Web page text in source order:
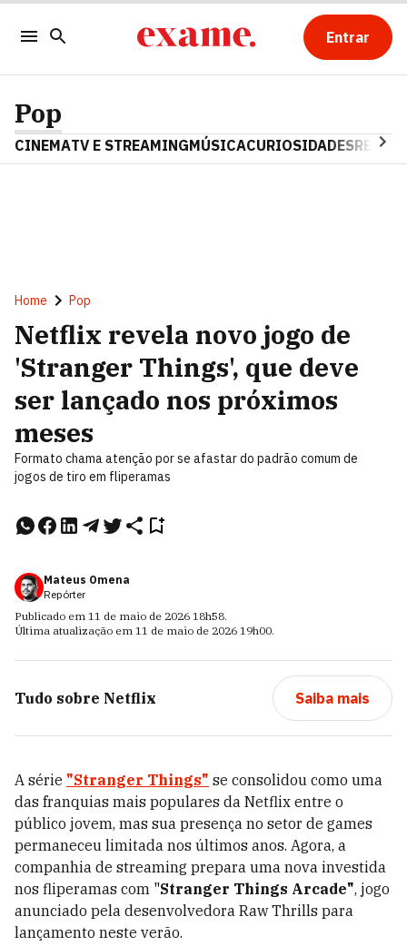
Entrar
Pop
CINEMATV E STREAMINGMÚSICACURIOSIDADES
Home Pop
Netflix revela novo jogo de
'Stranger Things', que deve
ser lançado nos próximos
meses
Formato chama atenção por se afastar do padrão comum de
jogos de tiro em fliperamas
Mateus Omena
Repórter
Publicado em 11 de maio de 2026 18h58.
Última atualização em 11 de maio de 2026 19h00.
Tudo sobre Netflix Saiba mais
A série "Stranger Things" se consolidou como uma
das franquias mais populares da Netflix entre o
público jovem, mas sua presença no setor de games
permaneceu limitada nos últimos anos. Agora, a
companhia de streaming prepara uma nova investida
nos fliperamas com "Stranger Things Arcade", jogo
anunciado pela desenvolvedora Raw Thrills para
lançamento neste verão.